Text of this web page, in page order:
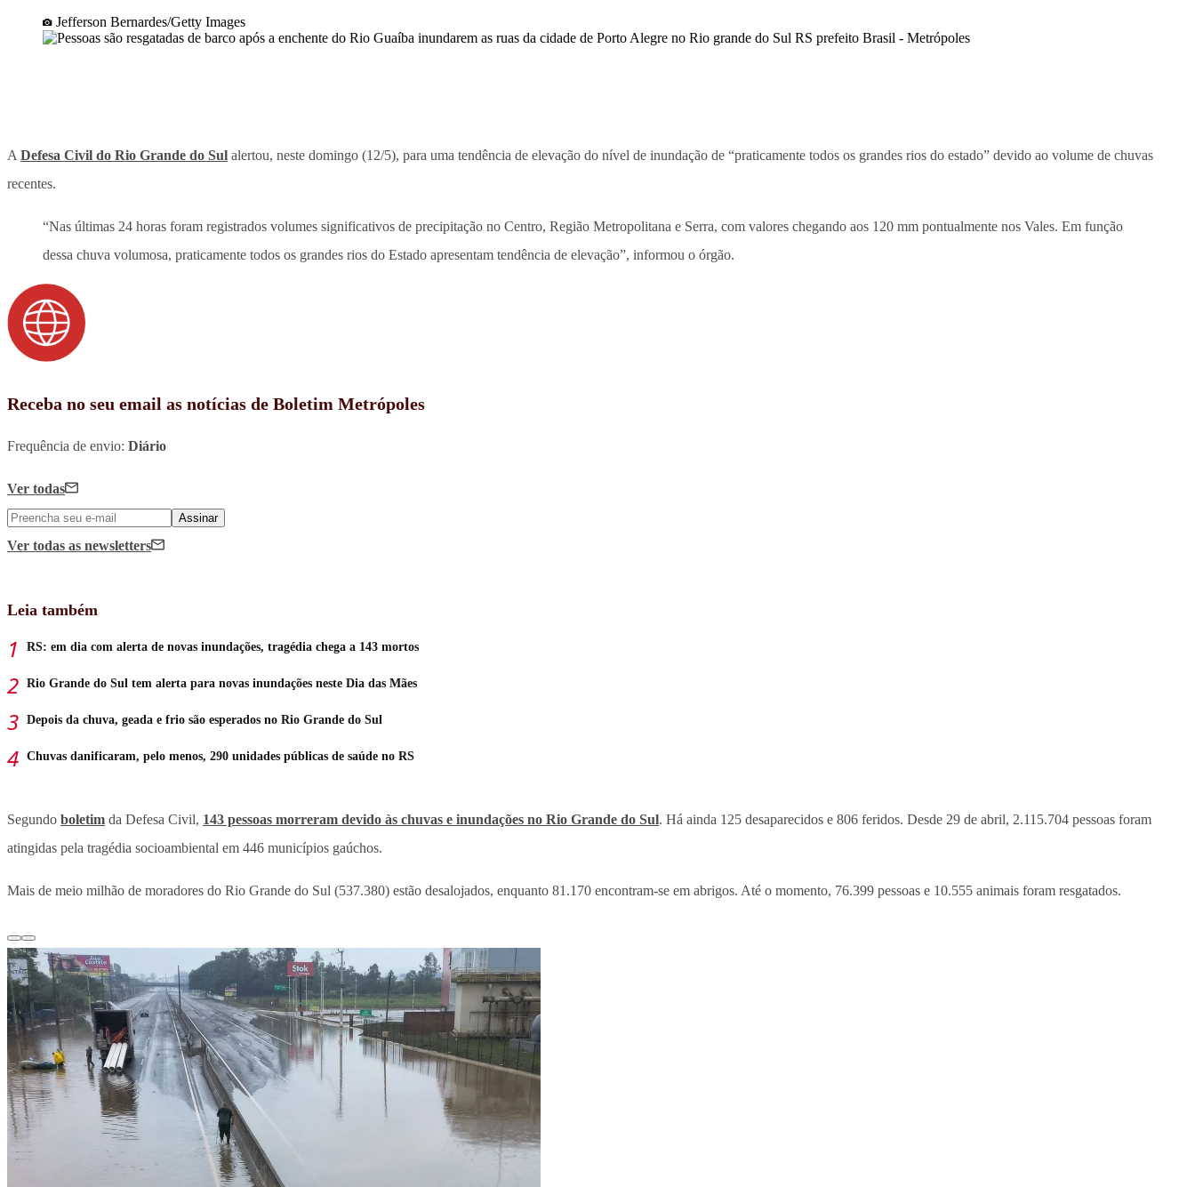
Jefferson Bernardes/Getty Images
A Defesa Civil do Rio Grande do Sul alertou, neste domingo (12/5), para uma tendência de elevação do nível de inundação de “praticamente todos os grandes rios do estado” devido ao volume de chuvas
recentes.
“Nas últimas 24 horas foram registrados volumes significativos de precipitação no Centro, Região Metropolitana e Serra, com valores chegando aos 120 mm pontualmente nos Vales. Em função
dessa chuva volumosa, praticamente todos os grandes rios do Estado apresentam tendência de elevação”, informou o órgão.
Receba no seu email as notícias de Boletim Metrópoles
Frequência de envio: Diário
Ver todas
Assinar
Ver todas as newsletters
Leia também
RS: em dia com alerta de novas inundações, tragédia chega a 143 mortos
Rio Grande do Sul tem alerta para novas inundações neste Dia das Mães
Depois da chuva, geada e frio são esperados no Rio Grande do Sul
Chuvas danificaram, pelo menos, 290 unidades públicas de saúde no RS
Segundo boletim da Defesa Civil, 143 pessoas morreram devido às chuvas e inundações no Rio Grande do Sul. Há ainda 125 desaparecidos e 806 feridos. Desde 29 de abril, 2.115.704 pessoas foram
atingidas pela tragédia socioambiental em 446 municípios gaúchos.
Mais de meio milhão de moradores do Rio Grande do Sul (537.380) estão desalojados, enquanto 81.170 encontram-se em abrigos. Até o momento, 76.399 pessoas e 10.555 animais foram resgatados.